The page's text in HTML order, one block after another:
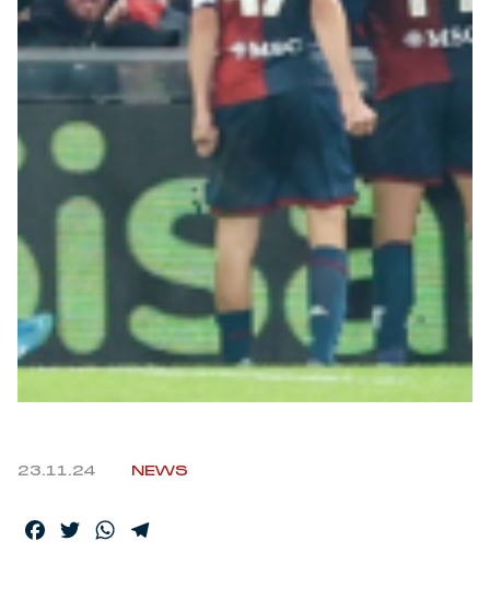
Robe di Kappa x Genoa
Vintage Collection
Red&Blue Voices
Accessori
Party
Caffè Boasi x Genoa
Helan x Genoa
23.11.24 NEWS
Facebook
TwitterWhatsApp